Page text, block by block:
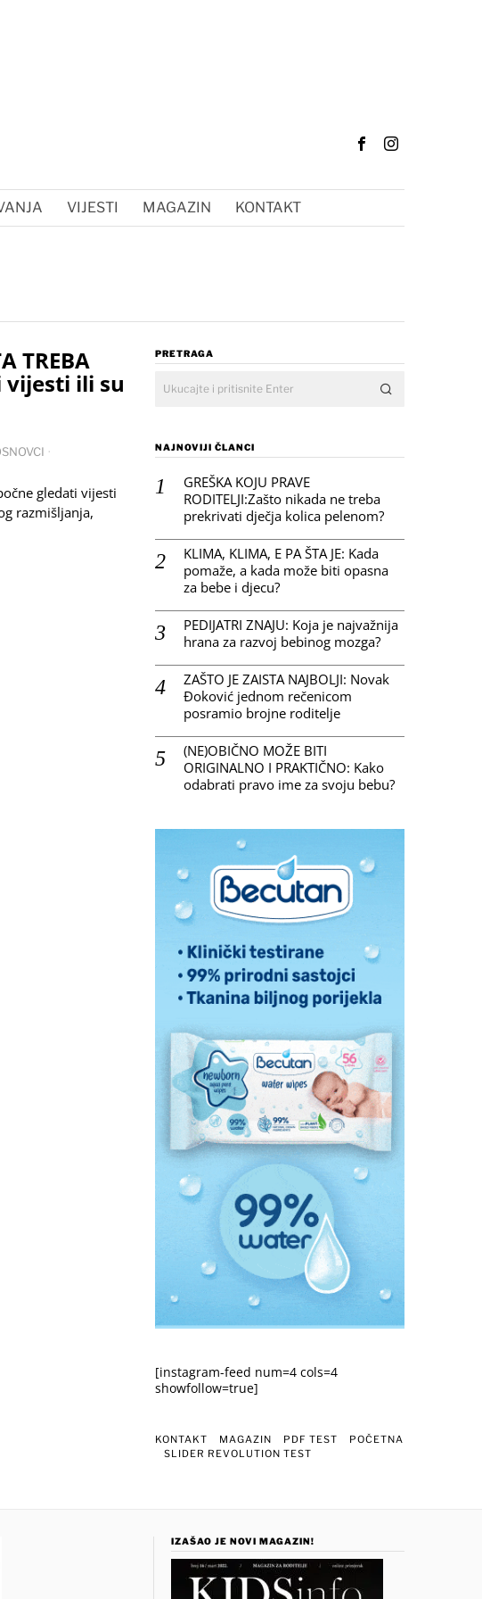
VIJESTI MAGAZIN KONTAKT
TREBA
vijesti ili su
·
gledati vijesti
razmišljanja,
PRETRAGA
NAJNOVIJI ČLANCI
GREŠKA KOJU PRAVE
RODITELJI:Zašto nikada ne treba
prekrivati dječja kolica pelenom?
KLIMA, KLIMA, E PA ŠTA JE: Kada
pomaže, a kada može biti opasna
za bebe i djecu?
PEDIJATRI ZNAJU: Koja je najvažnija
hrana za razvoj bebinog mozga?
ZAŠTO JE ZAISTA NAJBOLJI: Novak
Đoković jednom rečenicom
posramio brojne roditelje
(NE)OBIČNO MOŽE BITI
ORIGINALNO I PRAKTIČNO: Kako
odabrati pravo ime za svoju bebu?
[instagram-feed num=4 cols=4
showfollow=true]
KONTAKT MAGAZIN PDF TEST
POČETNA
SLIDER REVOLUTION TEST
IZAŠAO JE NOVI MAGAZIN!